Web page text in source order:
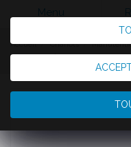
Menu
Accueil Chariots